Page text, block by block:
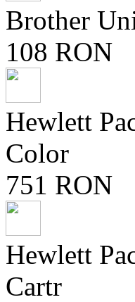
Brother
108 RON
Hewlett
Color
751 RON
Hewlett
Cartr